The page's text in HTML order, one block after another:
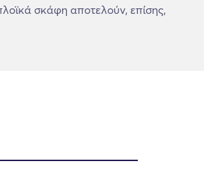
σκάφη αποτελούν, επίσης,